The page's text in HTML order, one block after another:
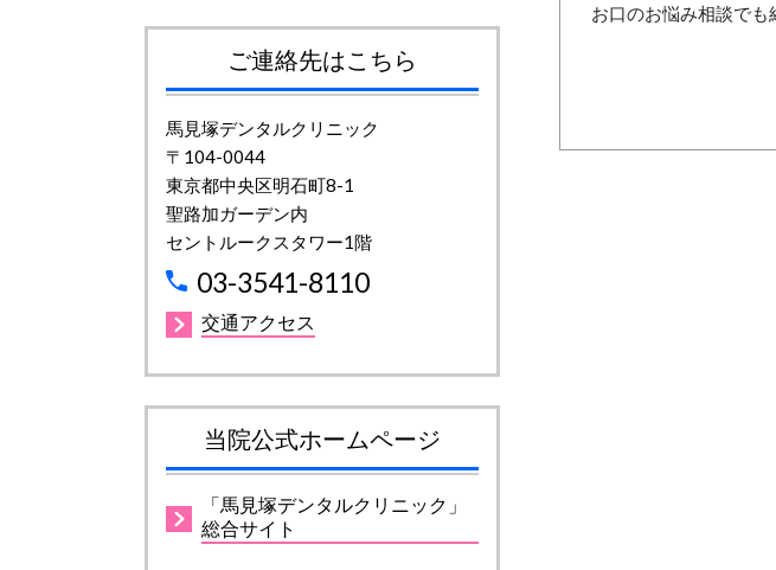
お口のお悩み相談でも
ご連絡先はこちら
馬見塚デンタルクリニック
〒104-0044
東京都中央区明石町8-1
聖路加ガーデン内
セントルークスタワー1階
03-3541-8110
交通アクセス
当院公式ホームページ
「馬見塚デンタルクリニック」
総合サイト